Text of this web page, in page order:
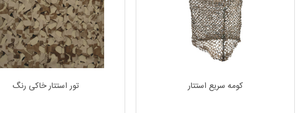
کومه سریع استتار تور استتار خاکی رنگ